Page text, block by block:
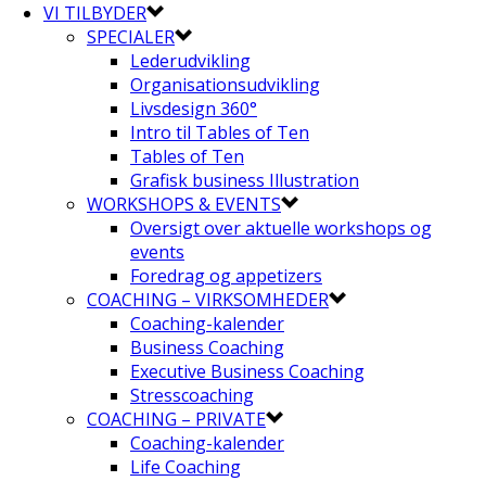
VI TILBYDER
SPECIALER
Lederudvikling
Organisationsudvikling
Livsdesign 360°
Intro til Tables of Ten
Tables of Ten
Grafisk business Illustration
WORKSHOPS & EVENTS
Oversigt over aktuelle workshops og
events
Foredrag og appetizers
COACHING – VIRKSOMHEDER
Coaching-kalender
Business Coaching
Executive Business Coaching
Stresscoaching
COACHING – PRIVATE
Coaching-kalender
Life Coaching